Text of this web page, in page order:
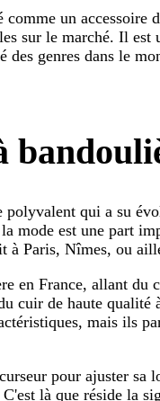
un accessoire
sur le marché. Il
genres dans le
polyvalent qui a su
mode est une part
à Paris, Nîmes, ou
en France, allant du
cuir de haute qualité
mais ils
pour ajuster sa
là que réside la